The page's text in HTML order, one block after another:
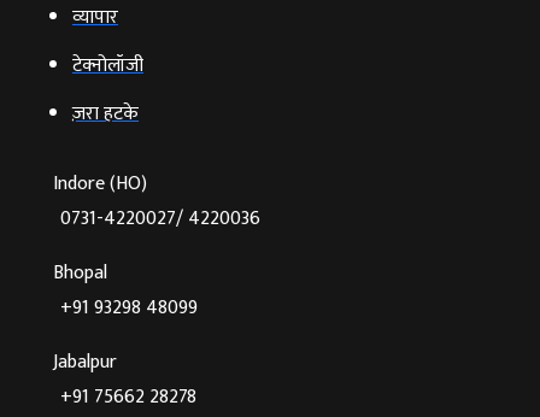
व्‍यापार
टेक्‍नोलॉजी
ज़रा हटके
Indore (HO)
0731-4220027/ 4220036
Bhopal
+91 93298 48099
Jabalpur
+91 75662 28278